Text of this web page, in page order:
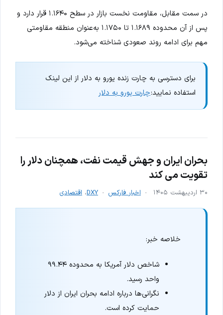
در سمت مقابل، مقاومت نخست بازار در سطح ۱.۱۶۴۰ قرار دارد و
پس از آن محدوده ۱.۱۶۸۹ تا ۱.۱۷۵۰ به‌عنوان منطقه مقاومتی
مهم برای ادامه روند صعودی شناخته می‌شود.
برای دسترسی به چارت زنده یورو به دلار از این لینک
استفاده نمایید:چارت یورو به دلار
بحران ایران و جهش قیمت نفت، همچنان دلار را
تقویت می کند
۳۰ اردیبهشت ۱۴۰۵ اخبار فارکس DXY، اقتصادی
خلاصه خبر:
شاخص دلار آمریکا به محدوده ۹۹.۴۴
واحد رسید.
نگرانی‌ها درباره ادامه بحران ایران از دلار
حمایت کرده است.